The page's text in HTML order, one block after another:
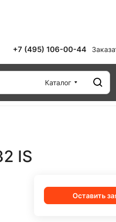
+7 (495) 106-00-44
Каталог
IS
Оставить